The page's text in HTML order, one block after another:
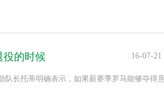
16-07-21
役的时候
长托蒂明确表示，如果新赛季罗马能够夺得意